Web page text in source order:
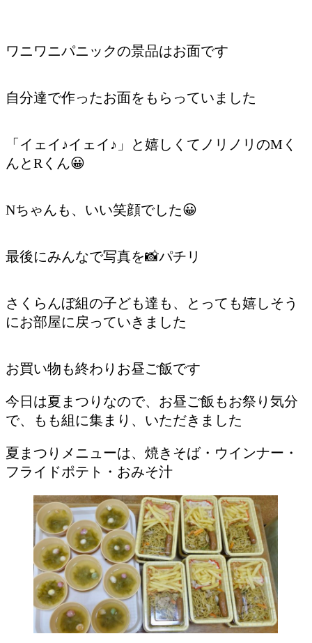
ワニワニパニックの景品はお面です
自分達で作ったお面をもらっていました
「イェイ♪イェイ♪」と嬉しくてノリノリのMく
んとRくん😀
Nちゃんも、いい笑顔でした😀
最後にみんなで写真を📸パチリ
さくらんぼ組の子ども達も、とっても嬉しそう
にお部屋に戻っていきました
お買い物も終わりお昼ご飯です
今日は夏まつりなので、お昼ご飯もお祭り気分
で、もも組に集まり、いただきました
夏まつりメニューは、焼きそば・ウインナー・
フライドポテト・おみそ汁